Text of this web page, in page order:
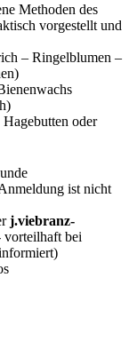
Methoden des
vorgestellt und
– Ringelblumen –
oder
ist nicht
j.viebranz-
vorteilhaft bei